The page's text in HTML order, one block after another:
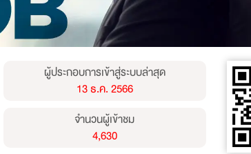
ผู้ประกอบการเข้าสู่ระบบล่าสุด
13 ธ.ค. 2566
จำนวนผู้เข้าชม
4,630